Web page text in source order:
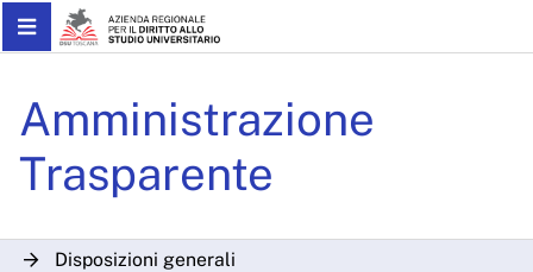
Skip to Main Content
Amministrazione
Trasparente
Disposizioni generali